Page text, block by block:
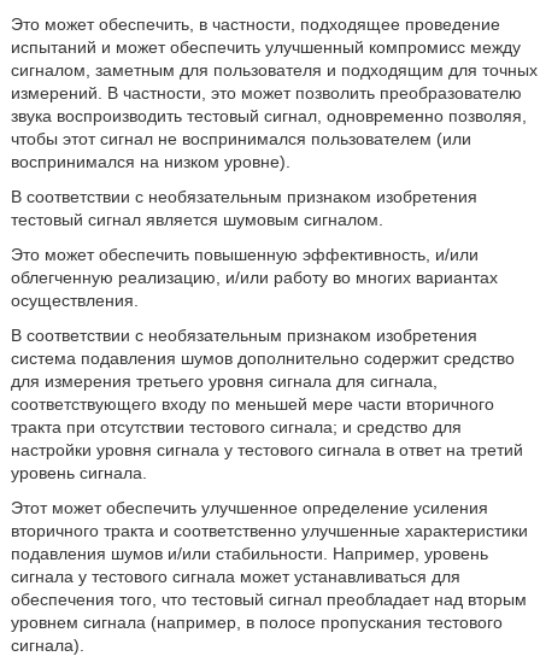
Это может обеспечить, в частности, подходящее проведение
испытаний и может обеспечить улучшенный компромисс между
сигналом, заметным для пользователя и подходящим для точных
измерений. В частности, это может позволить преобразователю
звука воспроизводить тестовый сигнал, одновременно позволяя,
чтобы этот сигнал не воспринимался пользователем (или
воспринимался на низком уровне).
В соответствии с необязательным признаком изобретения
тестовый сигнал является шумовым сигналом.
Это может обеспечить повышенную эффективность, и/или
облегченную реализацию, и/или работу во многих вариантах
осуществления.
В соответствии с необязательным признаком изобретения
система подавления шумов дополнительно содержит средство
для измерения третьего уровня сигнала для сигнала,
соответствующего входу по меньшей мере части вторичного
тракта при отсутствии тестового сигнала; и средство для
настройки уровня сигнала у тестового сигнала в ответ на третий
уровень сигнала.
Этот может обеспечить улучшенное определение усиления
вторичного тракта и соответственно улучшенные характеристики
подавления шумов и/или стабильности. Например, уровень
сигнала у тестового сигнала может устанавливаться для
обеспечения того, что тестовый сигнал преобладает над вторым
уровнем сигнала (например, в полосе пропускания тестового
сигнала).